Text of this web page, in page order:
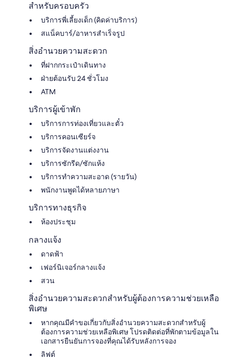
สำหรับครอบครัว
บริการพี่เลี้ยงเด็ก (คิดค่าบริการ)
สแน็คบาร์/อาหารสำเร็จรูป
สิ่งอำนวยความสะดวก
ที่ฝากกระเป๋าเดินทาง
ฝ่ายต้อนรับ 24 ชั่วโมง
ATM
บริการผู้เข้าพัก
บริการการท่องเที่ยวและตั๋ว
บริการคอนเซียร์จ
บริการจัดงานแต่งงาน
บริการซักรีด/ซักแห้ง
บริการทำความสะอาด (รายวัน)
พนักงานพูดได้หลายภาษา
บริการทางธุรกิจ
ห้องประชุม
กลางแจ้ง
ดาดฟ้า
เฟอร์นิเจอร์กลางแจ้ง
สวน
สิ่งอำนวยความสะดวกสำหรับผู้ต้องการความช่วยเหลือ
พิเศษ
หากคุณมีคำขอเกี่ยวกับสิ่งอำนวยความสะดวกสำหรับผู้
ต้องการความช่วยเหลือพิเศษ โปรดติดต่อที่พักตามข้อมูลใน
เอกสารยืนยันการจองที่คุณได้รับหลังการจอง
ลิฟต์